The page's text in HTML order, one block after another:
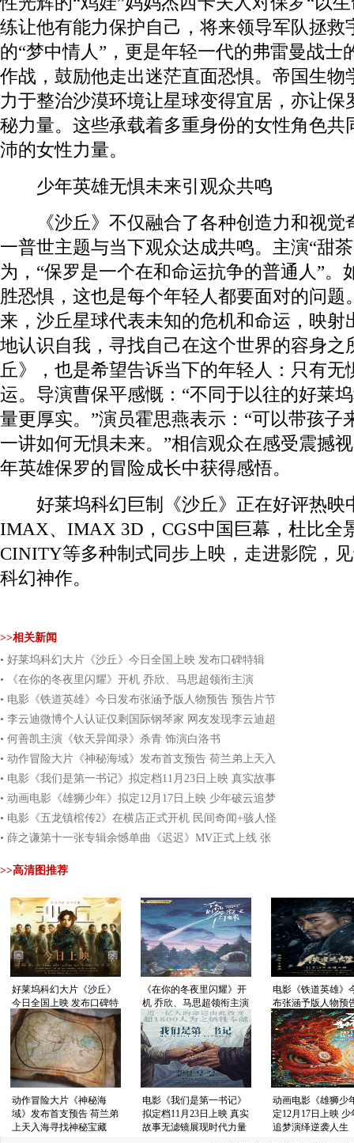
练让他有能力保护自己，将来领导军队拯救
的“梦中情人”，更是年轻一代的弗雷曼战士
作战，鼓励他走出迷茫直面恐惧。帝国生物
力于整治沙漠环境让星球变得宜居，亦让保
秘力量。这些承载着多重身份的女性角色共
沛的女性力量。
少年英雄无惧未来引观众共鸣
《沙丘》不仅融合了各种创造力和视觉
一普世主题与当下观众达成共鸣。主演“甜
为，“保罗是一个在和命运抗争的普通人”。
胜恐惧，这也是每个年轻人都要面对的问题
来，沙丘星球代表未知的危机和命运，映射
地认识自我，寻找自己在这个世界的容身之
丘》，也是希望告诉当下的年轻人：只有无
运。导演曹保平感慨：“不同于以往的好莱
量更厚实。”演员霍思燕表示：“可以带孩子
一讲如何无惧未来。”相信观众在感受震撼
年英雄保罗的冒险成长中获得感悟。
好莱坞科幻巨制《沙丘》正在好评热映
IMAX、IMAX 3D，CGS中国巨幕，杜比全
CINITY等多种制式同步上映，走进影院，
科幻神作。
>>相关新闻
• 好莱坞科幻大片《沙丘》今日全国上映 发布口碑特辑
• 《在你的冬夜里闪耀》开机 乔欣、马思超领衔主演
• 电影《铁道英雄》今日发布张涵予版人物预告 预告片节
奏紧凑
• 李云迪微博个人认证仅剩国际钢琴家 网友发现李云迪超
话被禁言
• 何善凯主演《钦天异闻录》杀青 饰演白洛书
• 动作冒险大片《神秘海域》发布首支预告 荷兰弟上天入
海寻找神秘宝藏
• 电影《我们是第一书记》拟定档11月23日上映 真实故事
无滤镜展现时代力量
• 动画电影《雄狮少年》拟定12月17日上映 少年破云追梦
演绎逆袭人生
• 电影《五龙镇棺传2》在横店正式开机 民间奇闻+骇人怪
物再现终极对决
• 薛之谦第十一张专辑余憾单曲《迟迟》MV正式上线 张
>>高清图推荐
好莱坞科幻大片《沙丘》
今日全国上映 发布口碑特
辑
《在你的冬夜里闪耀》开
机 乔欣、马思超领衔主演
电影《铁道英雄》
布张涵予版人物预
片节奏紧凑
动作冒险大片《神秘海
域》发布首支预告 荷兰弟
上天入海寻找神秘宝藏
电影《我们是第一书记》
拟定档11月23日上映 真实
故事无滤镜展现时代力量
动画电影《雄狮少
定12月17日上映 少
追梦演绎逆袭人生